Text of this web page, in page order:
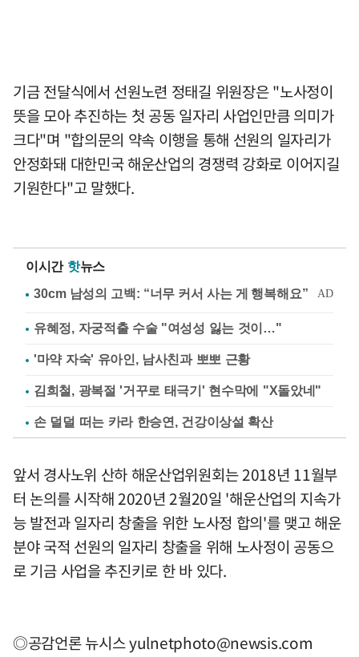
기금 전달식에서 선원노련 정태길 위원장은 "노사정이
뜻을 모아 추진하는 첫 공동 일자리 사업인만큼 의미가
크다"며 "합의문의 약속 이행을 통해 선원의 일자리가
안정화돼 대한민국 해운산업의 경쟁력 강화로 이어지길
기원한다"고 말했다.
이시간 핫뉴스
유혜정, 자궁적출 수술 "여성성 잃는 것이…"
'마약 자숙' 유아인, 남사친과 뽀뽀 근황
김희철, 광복절 '거꾸로 태극기' 현수막에 "X돌았네"
손 덜덜 떠는 카라 한승연, 건강이상설 확산
앞서 경사노위 산하 해운산업위원회는 2018년 11월부
터 논의를 시작해 2020년 2월20일 '해운산업의 지속가
능 발전과 일자리 창출을 위한 노사정 합의'를 맺고 해운
분야 국적 선원의 일자리 창출을 위해 노사정이 공동으
로 기금 사업을 추진키로 한 바 있다.
◎공감언론 뉴시스yulnetphoto@newsis.com